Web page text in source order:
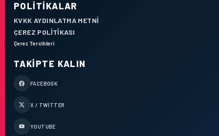
POLITIKALAR
KVKK AYDINLATMA METNI
ÇEREZ POLITIKASI
Çerez Tercihleri
TAKIPTE KALIN
FACEBOOK
X / TWITTER
YOUTUBE